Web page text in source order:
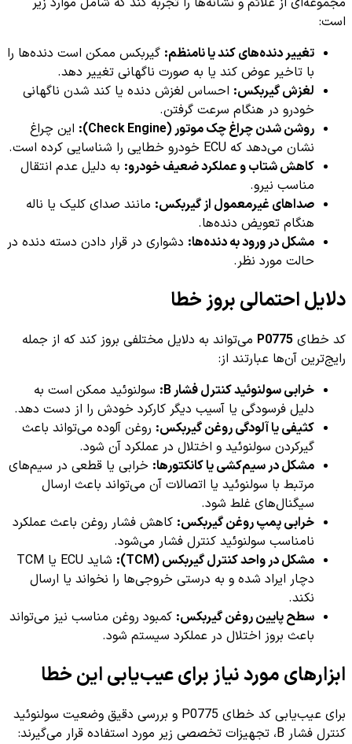
است:
تغییر دنده‌های کند یا نامنظم: گیربکس ممکن است دنده‌ها را
با تاخیر عوض کند یا به صورت ناگهانی تغییر دهد.
لغزش گیربکس: احساس لغزش دنده یا کند شدن ناگهانی
خودرو در هنگام سرعت گرفتن.
روشن شدن چراغ چک موتور (Check Engine):
این چراغ
نشان می‌دهد که ECU خودرو خطایی را شناسایی کرده است.
کاهش شتاب و عملکرد ضعیف خودرو: به دلیل عدم انتقال
مناسب نیرو.
صداهای غیرمعمول از گیربکس: مانند صدای کلیک یا ناله
هنگام تعویض دنده‌ها.
مشکل در ورود به دنده‌ها: دشواری در قرار دادن دسته دنده در
حالت مورد نظر.
دلایل احتمالی بروز خطا
کد خطای P0775 می‌تواند به دلایل مختلفی بروز کند که از جمله
رایج‌ترین آن‌ها عبارتند از:
خرابی سولنوئید کنترل فشار B:
سولنوئید ممکن است به
دلیل فرسودگی یا آسیب دیگر کارکرد خودش را از دست دهد.
کثیفی یا آلودگی روغن گیربکس: روغن آلوده می‌تواند باعث
گیرکردن سولنوئید و اختلال در عملکرد آن شود.
مشکل در سیم‌کشی یا کانکتورها: خرابی یا قطعی در سیم‌های
مرتبط با سولنوئید یا اتصالات آن می‌تواند باعث ارسال
سیگنال‌های غلط شود.
خرابی پمپ روغن گیربکس: کاهش فشار روغن باعث عملکرد
نامناسب سولنوئید کنترل فشار می‌شود.
مشکل در واحد کنترل گیربکس (TCM):
شاید ECU یا TCM
دچار ایراد شده و به درستی خروجی‌ها را نخواند یا ارسال
نکند.
سطح پایین روغن گیربکس: کمبود روغن مناسب نیز می‌تواند
باعث بروز اختلال در عملکرد سیستم شود.
ابزارهای مورد نیاز برای عیب‌یابی این خطا
برای عیب‌یابی کد خطای P0775 و بررسی دقیق وضعیت سولنوئید
کنترل فشار B، تجهیزات تخصصی زیر مورد استفاده قرار می‌گیرند: